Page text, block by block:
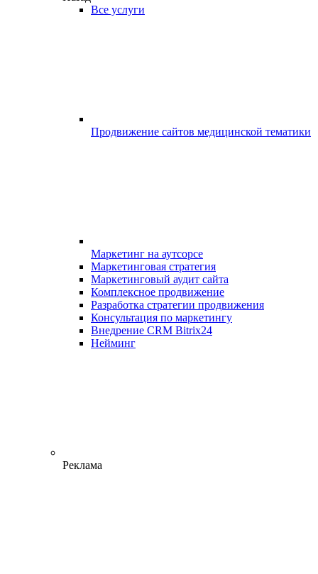
Все услуги
Продвижение сайтов медицинской тематики
Маркетинг на аутсорсе
Маркетинговая стратегия
Маркетинговый аудит сайта
Комплексное продвижение
Разработка стратегии продвижения
Консультация по маркетингу
Внедрение CRM Bitrix24
Нейминг
Реклама